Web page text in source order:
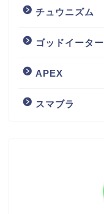
チュウニズム
ゴッドイーター
APEX
スマブラ